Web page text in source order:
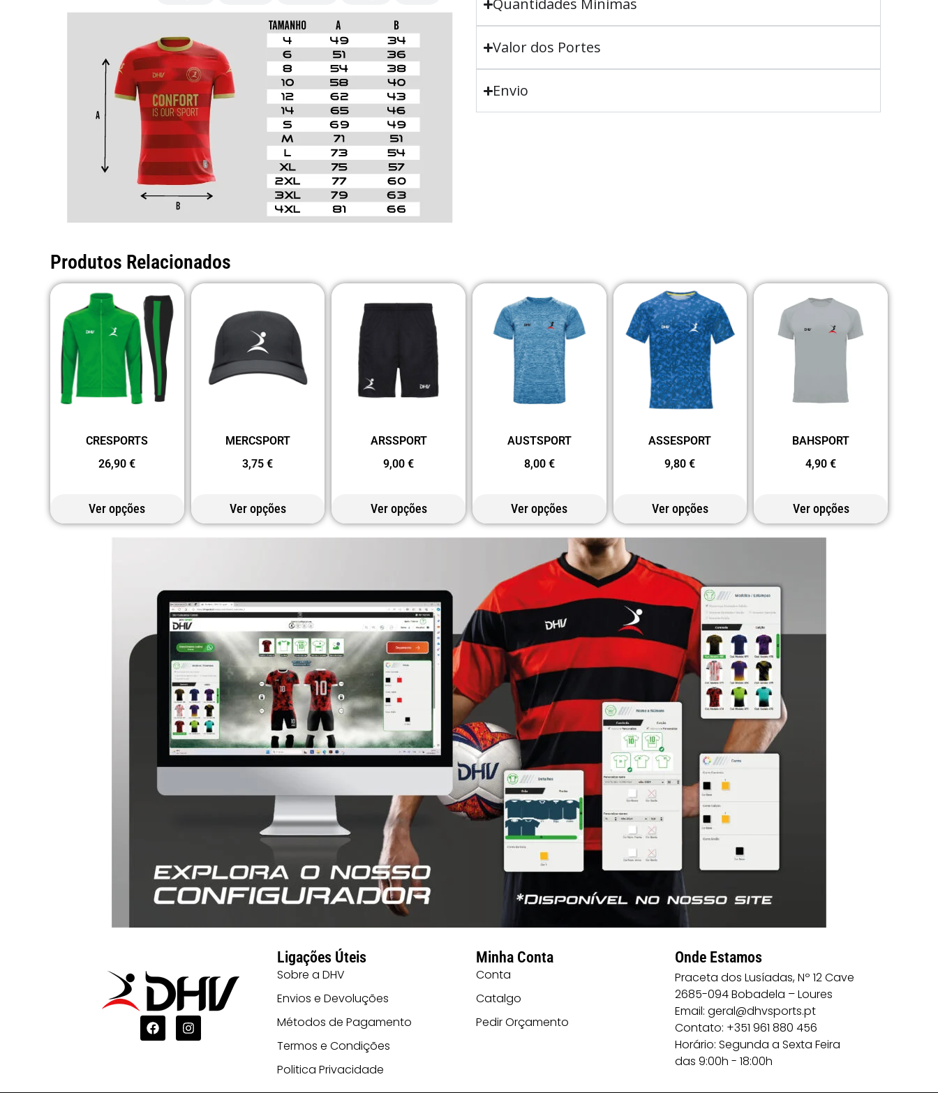
Quantidades Minimas
Valor dos Portes
Envio
Produtos Relacionados
CRESPORTS
26,90€
Ver opções
MERCSPORT
3,75€
Ver opções
ARSSPORT
9,00€
Ver opções
AUSTSPORT
8,00 €
Ver opções
ASSESPORT
9,80€
Ver opções
BAHSPORT
4,90€
Ver opções
Ligações Úteis
Sobre a DHV
Envios e Devoluções
Métodos de Pagamento
Termos e Condições
Politica Privacidade
Minha Conta
Conta
Catalgo
Pedir Orçamento
Onde Estamos
Praceta dos Lusíadas, Nº 12 Cave
2685-094 Bobadela – Loures
Email: geral@dhvsports.pt
Contato: +351 961 880 456
Horário: Segunda a Sexta Feira
das 9:00h - 18:00h